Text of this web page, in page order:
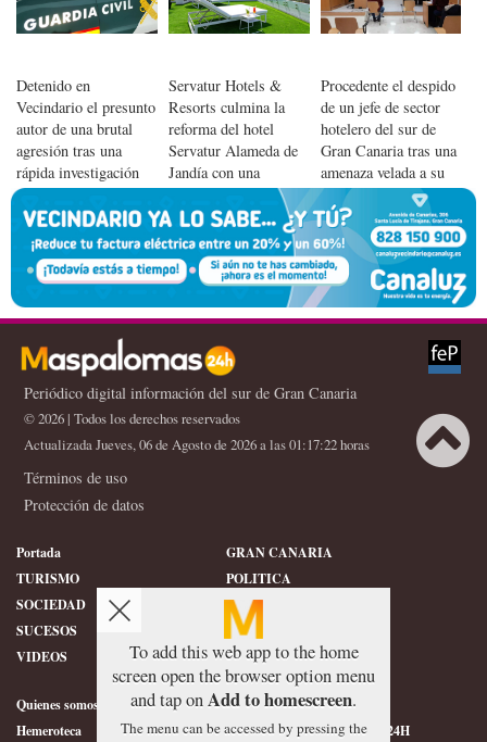
Detenido en
Vecindario el presunto
autor de una brutal
agresión tras una
rápida investigación
policial
Servatur Hotels &
Resorts culmina la
reforma del hotel
Servatur Alameda de
Jandía con una
inversión de 5,5
millones de euros
Procedente el despido
de un jefe de sector
hotelero del sur de
Gran Canaria tras una
amenaza velada a su
superior
Periódico digital información del sur de Gran Canaria
© 2026 | Todos los derechos reservados
Actualizada Jueves, 06 de Agosto de 2026 a las 01:17:22 horas
Términos de uso
Protección de datos
Portada
GRAN CANARIA
TURISMO
POLITICA
SOCIEDAD
DEPORTES
SUCESOS
HISTORIA
VIDEOS
CONFIDENCIAL
Quienes somos
SERVICIOS
Hemeroteca
ÉTICA DE MASPALOMAS24H
To add this web app to the home
screen open the browser option menu
and tap onAdd to homescreen.
The menu can be accessed by pressing the